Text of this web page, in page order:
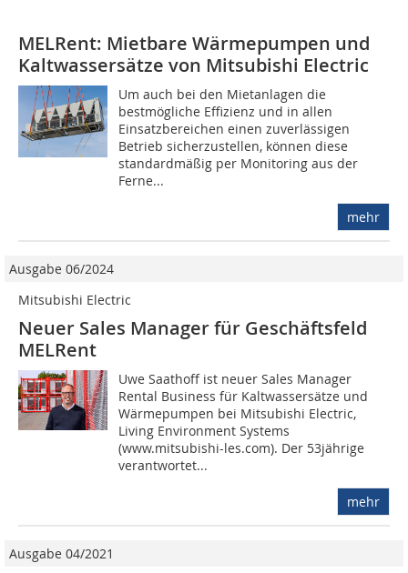
MELRent: Mietbare Wärmepumpen und
Kaltwassersätze von Mitsubishi Electric
Um auch bei den Mietanlagen die
bestmögliche Effizienz und in allen
Einsatzbereichen einen zuverlässigen
Betrieb sicherzustellen, können diese
standardmäßig per Monitoring aus der
Ferne...
mehr
Ausgabe 06/2024
Mitsubishi Electric
Neuer Sales Manager für Geschäftsfeld
MELRent
Uwe Saathoff ist neuer Sales Manager
Rental Business für Kaltwassersätze und
Wärmepumpen bei Mitsubishi Electric,
Living Environment Systems
(www.mitsubishi-les.com). Der 53jährige
verantwortet...
mehr
Ausgabe 04/2021